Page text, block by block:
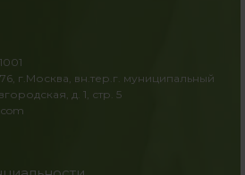
г.Москва, вн.тер.г. муниципальный
д. 1, стр. 5